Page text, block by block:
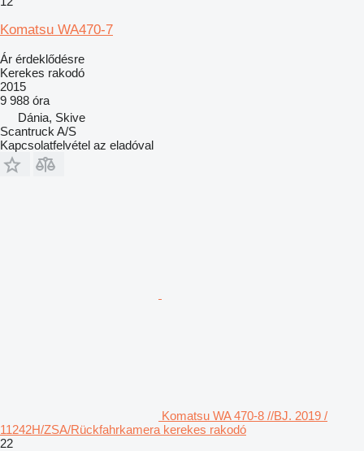
Komatsu WA470-7
Ár érdeklődésre
Kerekes rakodó
2015
9 988 óra
Dánia, Skive
Scantruck A/S
Kapcsolatfelvétel az eladóval
Komatsu WA 470-8 //BJ. 2019 /
11242H/ZSA/Rückfahrkamera kerekes rakodó
22